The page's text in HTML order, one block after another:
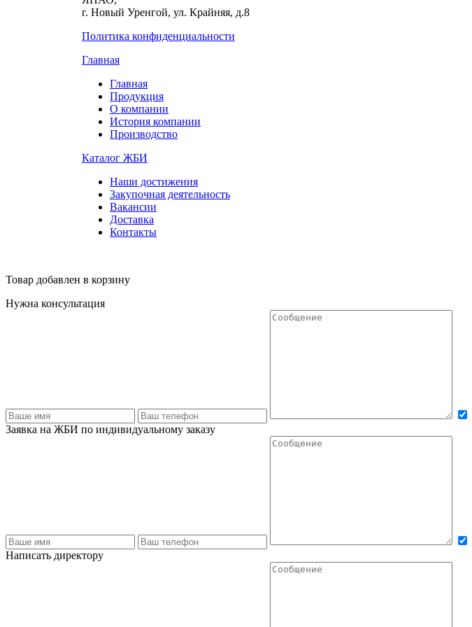
г. Новый Уренгой, ул. Крайняя, д.8
Политика конфиденциальности
Главная
Главная
Продукция
О компании
История компании
Производство
Каталог ЖБИ
Наши достижения
Закупочная деятельность
Вакансии
Доставка
Контакты
Товар добавлен в корзину
Нужна консультация
Заявка на ЖБИ по индивидуальному заказу
Написать директору